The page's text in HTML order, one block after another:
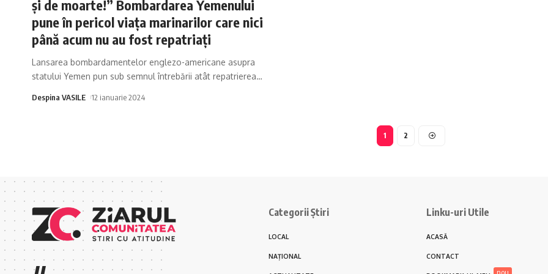
și de moarte!” Bombardarea Yemenului
pune în pericol viața marinarilor care nici
până acum nu au fost repatriați
Lansarea bombardamentelor englezo-americane asupra
statului Yemen pun sub semnul întrebării atât repatrierea…
Despina VASILE 12 ianuarie 2024
1 2
Categorii Știri
LOCAL
NAȚIONAL
Linku-uri Utile
ACASĂ
CONTACT